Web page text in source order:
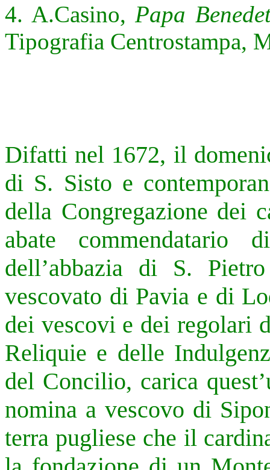
4. A.Casino, Papa
Tipografia Centrostampa,
Difatti nel 1672, il
di S. Sisto e
della Congregazione dei
abate
dell’abbazia di S.
vescovato di Pavia e di
dei vescovi e dei regolari
Reliquie e delle
del Concilio, carica
nomina a vescovo di
terra pugliese che il